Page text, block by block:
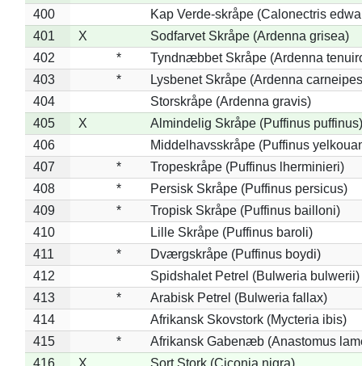
400
Kap Verde-skråpe (Calonectris
401
X
Sodfarvet Skråpe (Ardenna grisea)
402
*
Tyndnæbbet Skråpe (Ardenna
403
*
Lysbenet Skråpe (Ardenna
404
Storskråpe (Ardenna gravis)
405
X
Almindelig Skråpe (Puffinus puffinus)
406
Middelhavsskråpe (Puffinus
407
*
Tropeskråpe (Puffinus lherminieri)
408
*
Persisk Skråpe (Puffinus persicus)
409
*
Tropisk Skråpe (Puffinus bailloni)
410
Lille Skråpe (Puffinus baroli)
411
*
Dværgskråpe (Puffinus boydi)
412
Spidshalet Petrel (Bulweria bulwerii)
413
*
Arabisk Petrel (Bulweria fallax)
414
Afrikansk Skovstork (Mycteria ibis)
415
*
Afrikansk Gabenæb (Anastomus
416
X
Sort Stork (Ciconia nigra)